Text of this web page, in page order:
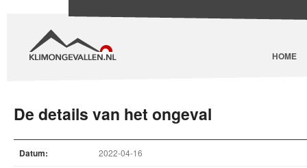
HOME
De details van het ongeval
Datum: 2022-04-16